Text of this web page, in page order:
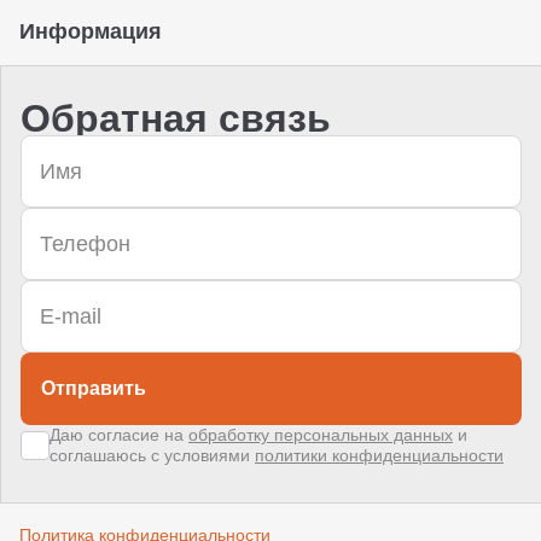
Информация
Политика конфиденциальности
Обратная связь
Отправить
Даю согласие на обработку персональных данных и
соглашаюсь с условиями политики конфиденциальности